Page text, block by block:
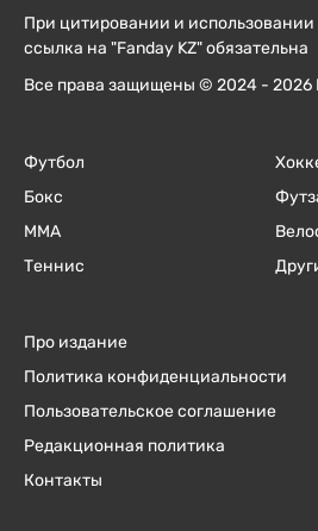
При цитировании и
ссылка на "Fanday KZ" обязательна
Все права защищены © 2024 - 2026
Футбол
Бокс
ММА
Теннис
Про издание
Политика конфиденциальности
Пользовательское соглашение
Редакционная политика
Контакты